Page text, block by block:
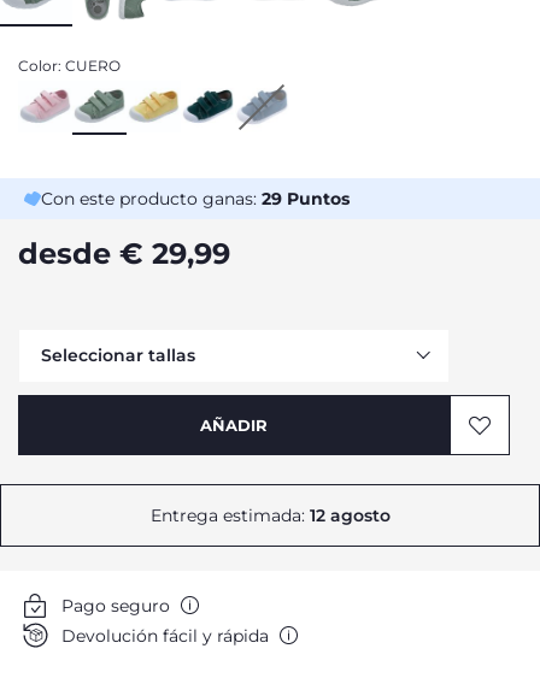
Color: CUERO
Con este producto ganas: 29 Puntos
desde € 29,99
Seleccionar tallas
Avísame
Avísame
AÑADIR
Entrega estimada: 12 agosto
Pago seguro
Devolución fácil y rápida